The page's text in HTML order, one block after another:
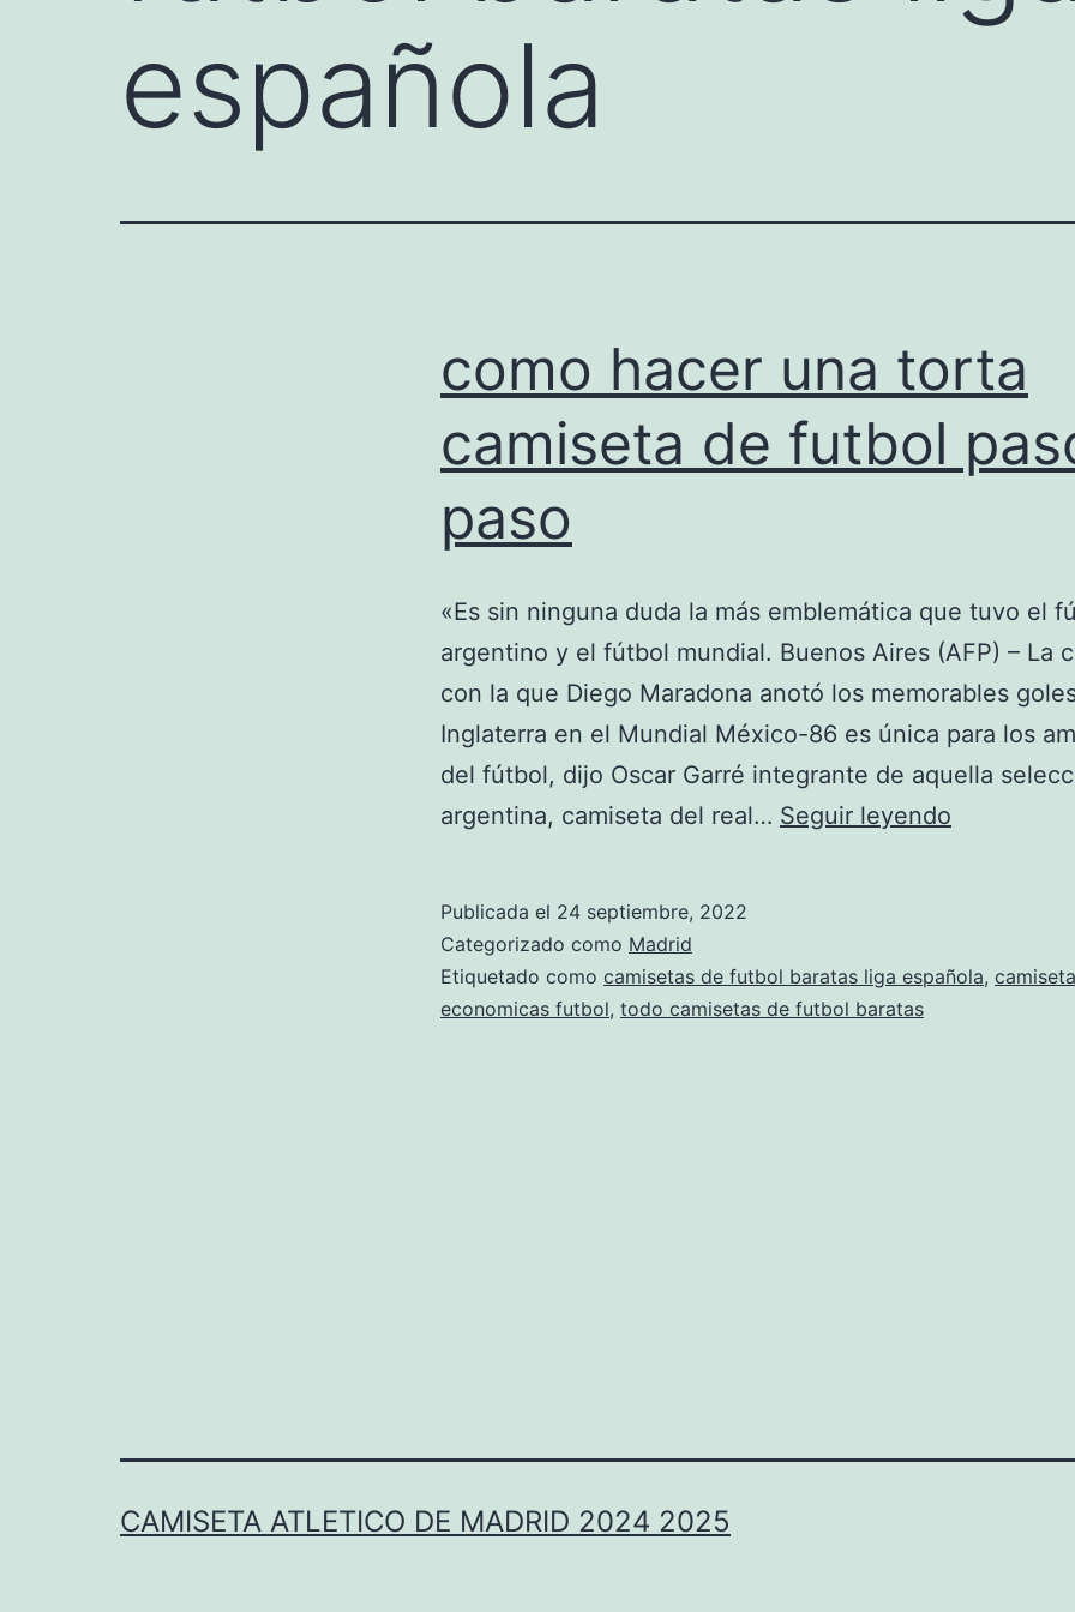
española
como hacer una torta
camiseta de futbol
paso
«Es sin ninguna duda la más emblemática que tuvo el
argentino y el fútbol mundial. Buenos Aires (AFP) – La
con la que Diego Maradona anotó los memorables
Inglaterra en el Mundial México-86 es única para los
del fútbol, dijo Oscar Garré integrante de aquella
argentina, camiseta del real… Seguir leyendo
camiseta
Publicada el 24 septiembre, 2022
Categorizado como Madrid
Etiquetado como camisetas de futbol baratas liga española,
economicas futbol, todo camisetas de futbol baratas
CAMISETA ATLETICO DE MADRID 2024 2025